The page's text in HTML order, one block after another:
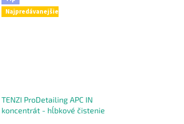
Najpredávanejšie
TENZI ProDetailing APC IN
koncentrát - hĺbkové čistenie